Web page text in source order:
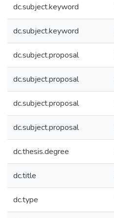
dc.subject.keyword
dc.subject.keyword
dc.subject.proposal
dc.subject.proposal
dc.subject.proposal
dc.subject.proposal
dc.thesis.degree
dc.title
dc.type